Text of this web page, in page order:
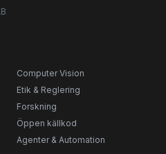
Computer Vision
Etik & Reglering
Forskning
Öppen källkod
Agenter & Automation